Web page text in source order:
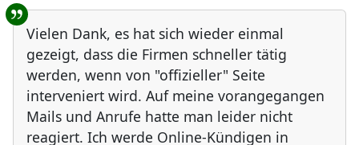
Vielen Dank, es hat sich wieder einmal
gezeigt, dass die Firmen schneller tätig
werden, wenn von "offizieller" Seite
interveniert wird. Auf meine vorangegangen
Mails und Anrufe hatte man leider nicht
reagiert. Ich werde Online-Kündigen in